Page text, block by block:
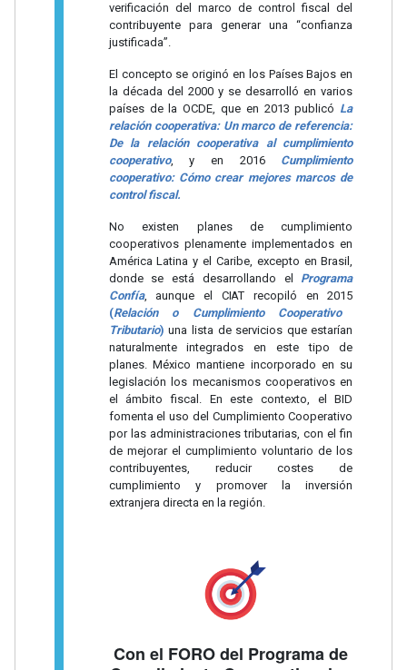
verificación del marco de control fiscal del
contribuyente para generar una “confianza
justificada”.
El concepto se originó en los Países Bajos en
la década del 2000 y se desarrolló en varios
países de la OCDE, que en 2013 publicó La
relación cooperativa: Un marco de referencia:
De la relación cooperativa al cumplimiento
cooperativo, y en 2016 Cumplimiento
cooperativo: Cómo crear mejores marcos de
control fiscal.
No existen planes de cumplimiento
cooperativos plenamente implementados en
América Latina y el Caribe, excepto en Brasil,
donde se está desarrollando el Programa
Confía, aunque el CIAT recopiló en 2015
(Relación o Cumplimiento Cooperativo
Tributario)una lista de servicios que estarían
naturalmente integrados en este tipo de
planes. México mantiene incorporado en su
legislación los mecanismos cooperativos en
el ámbito fiscal. En este contexto, el BID
fomenta el uso del Cumplimiento Cooperativo
por las administraciones tributarias, con el fin
de mejorar el cumplimiento voluntario de los
contribuyentes, reducir costes de
cumplimiento y promover la inversión
extranjera directa en la región.
Con el FORO del Programa de